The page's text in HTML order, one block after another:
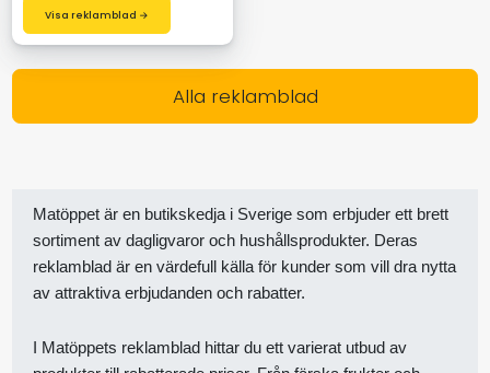
Visa reklamblad →
Alla reklamblad
Matöppet är en butikskedja i Sverige som erbjuder ett brett
sortiment av dagligvaror och hushållsprodukter. Deras
reklamblad är en värdefull källa för kunder som vill dra nytta
av attraktiva erbjudanden och rabatter.
I Matöppets reklamblad hittar du ett varierat utbud av